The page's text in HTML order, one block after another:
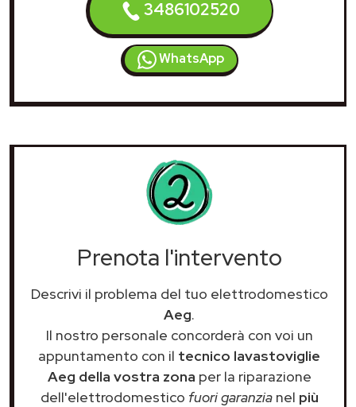
3486102520
WhatsApp
Prenota l'intervento
Descrivi il problema del tuo elettrodomestico
Aeg.
Il nostro personale concorderà con voi un
appuntamento con il tecnico lavastoviglie
Aeg della vostra zona per la riparazione
dell'elettrodomestico fuori garanzianel più